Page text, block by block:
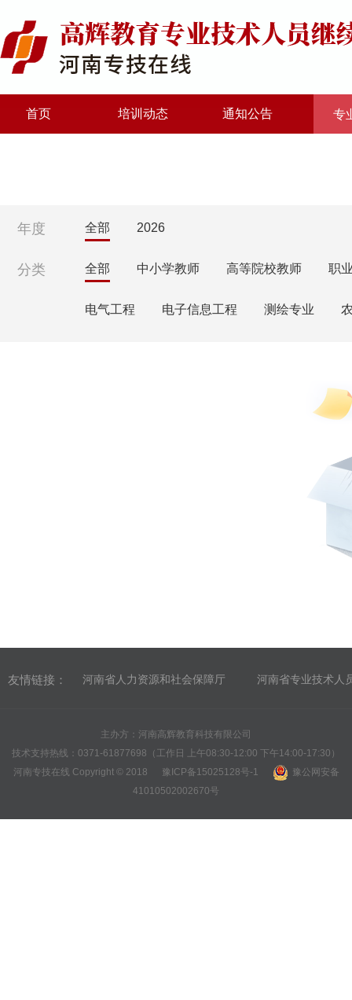
首页 培训动态 通知公告 专
年度 全部 2026
分类 全部 中小学教师 高等院校教师 职
电气工程 电子信息工程 测绘专业
友情链接： 河南省人力资源和社会保障厅 河南省专业技术人
主办方：河南高辉教育科技有限公司
技术支持热线：0371-61877698（工作日 上午08:30-12:00 下午14:00-17:30）
河南专技在线 Copyright © 2018
豫ICP备15025128号-1
豫公网安备
41010502002670号